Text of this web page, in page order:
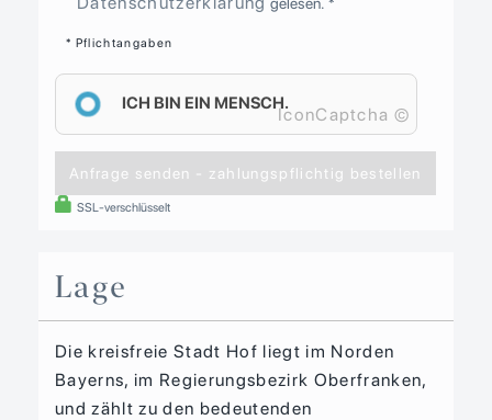
* Pflichtangaben
Anfrage senden - zahlungspflichtig bestellen
SSL-verschlüsselt
ICH BIN EIN MENSCH.
IconCaptcha ©
Lage
Die kreisfreie Stadt Hof liegt im Norden
Bayerns, im Regierungsbezirk Oberfranken,
und zählt zu den bedeutenden